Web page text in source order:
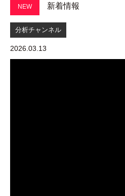
NEW 新着情報
分析チャンネル
2026.03.13